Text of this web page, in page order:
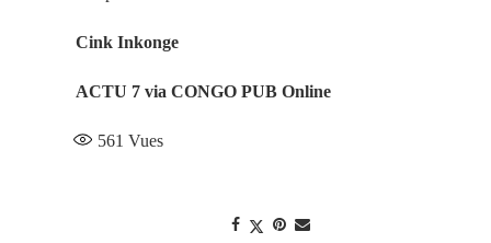
Cink Inkonge
ACTU 7 via CONGO PUB Online
561 Vues